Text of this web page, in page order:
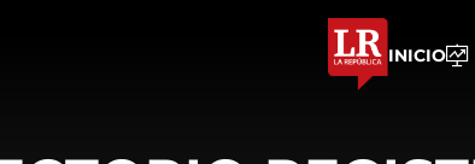
INICIO